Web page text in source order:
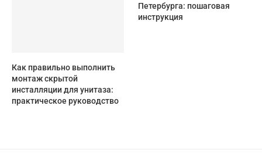
Как правильно выполнить
монтаж скрытой
инсталляции для унитаза:
практическое руководство
Петербурга: пошаговая
инструкция